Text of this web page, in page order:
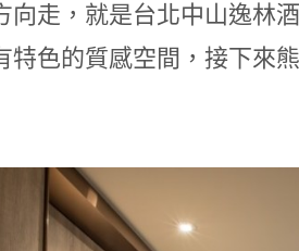
向走，就是台北中山逸林
特色的質感空間，接下來